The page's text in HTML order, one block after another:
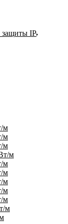
защиты IP
м
м
м
м
м
м
м
м
м
м